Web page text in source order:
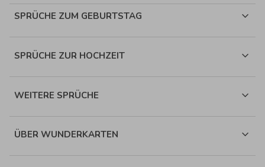
SPRÜCHE ZUM GEBURTSTAG
SPRÜCHE ZUR HOCHZEIT
WEITERE SPRÜCHE
ÜBER WUNDERKARTEN